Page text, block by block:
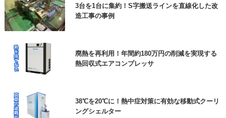
3台を1台に集約！S字搬送ラインを直線化した改
造工事の事例
廃熱を再利用！年間約180万円の削減を実現する
熱回収式エアコンプレッサ
38℃を20℃に！熱中症対策に有効な移動式クーリ
ングシェルター